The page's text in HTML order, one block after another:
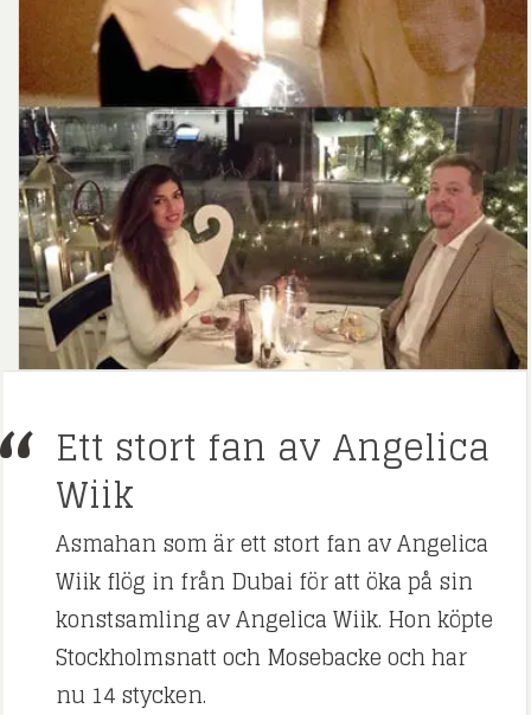
Ett stort fan av Angelica
Wiik
Asmahan som är ett stort fan av Angelica
Wiik flög in från Dubai för att öka på sin
konstsamling av Angelica Wiik. Hon köpte
Stockholmsnatt och Mosebacke och har
nu 14 stycken.